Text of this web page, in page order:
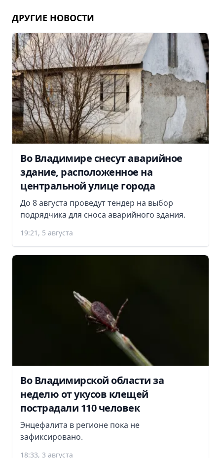
ДРУГИЕ НОВОСТИ
Во Владимире снесут аварийное
здание, расположенное на
центральной улице города
До 8 августа проведут тендер на выбор
подрядчика для сноса аварийного здания.
19:21, 5 августа
Во Владимирской области за
неделю от укусов клещей
пострадали 110 человек
Энцефалита в регионе пока не
зафиксировано.
18:33, 3 августа